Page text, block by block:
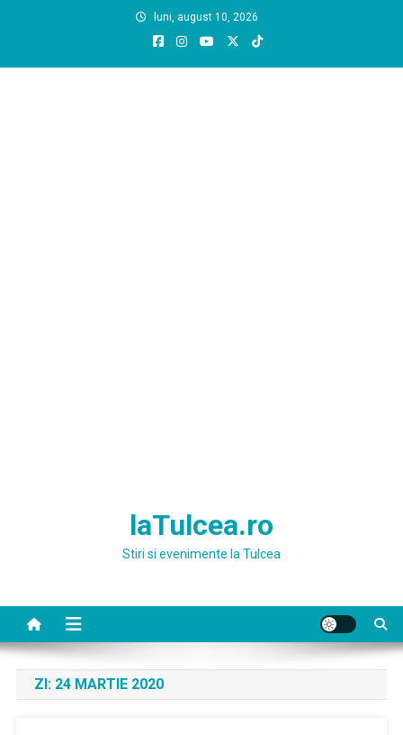
luni, august 10, 2026
laTulcea.ro
Stiri si evenimente la Tulcea
ZI: 24 MARTIE 2020